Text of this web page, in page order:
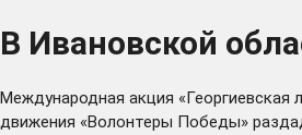
В Ивановской
Международная акция
движения «Волонтеры Победы»